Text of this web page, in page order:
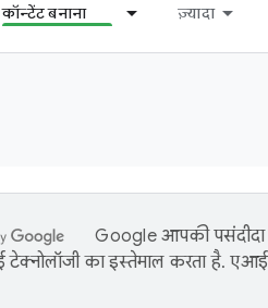
कॉन्टेंट बनाना ज़्यादा
Google आपकी पसंदीदा
का इस्तेमाल करता है. एआई